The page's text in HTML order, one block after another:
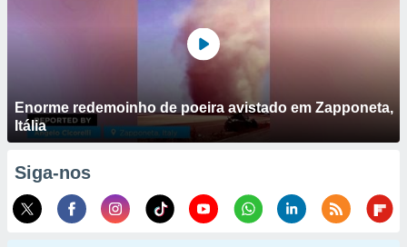
Enorme redemoinho de poeira avistado em Zapponeta,
Itália
Siga-nos